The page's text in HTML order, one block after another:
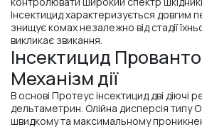
Інсектицид характеризується довгим
знищує комах незалежно від стадії
викликає звикання.
Інсектицид
Механізм дії
В основі Протеус інсектицид дві діючі
дельтаметрин. Олійна дисперсія типу
швидкому та максимальному